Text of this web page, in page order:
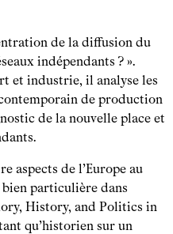
de la diffusion du
indépendants ? ».
et industrie, il analyse les
de production
de la nouvelle place et
aspects de l’Europe au
particulière dans
History, and Politics in
qu’historien sur un